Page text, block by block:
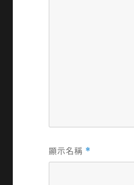
顯示名稱 *